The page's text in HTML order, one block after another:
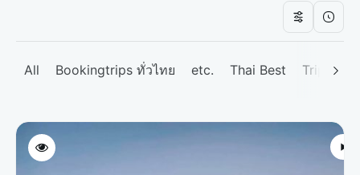
All Bookingtrips ทั่วไทย etc. Thai Best Tripp